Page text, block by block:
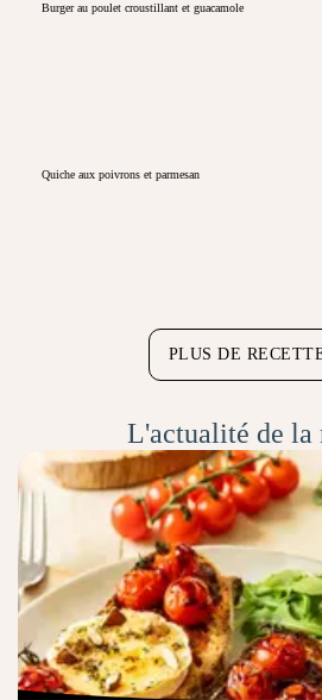
Burger au poulet croustillant et guacamole
Quiche aux poivrons et parmesan
PLUS DE
L'actualité de la